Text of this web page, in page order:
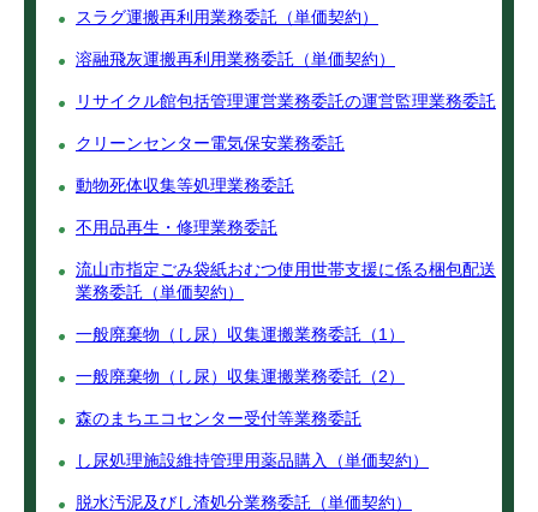
スラグ運搬再利用業務委託（単価契約）
溶融飛灰運搬再利用業務委託（単価契約）
リサイクル館包括管理運営業務委託の運営監理業務委託
クリーンセンター電気保安業務委託
動物死体収集等処理業務委託
不用品再生・修理業務委託
流山市指定ごみ袋紙おむつ使用世帯支援に係る梱包配送
業務委託（単価契約）
一般廃棄物（し尿）収集運搬業務委託（1）
一般廃棄物（し尿）収集運搬業務委託（2）
森のまちエコセンター受付等業務委託
し尿処理施設維持管理用薬品購入（単価契約）
脱水汚泥及びし渣処分業務委託（単価契約）